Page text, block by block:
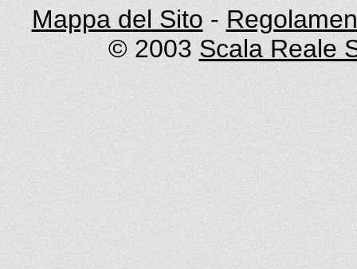
Mappa del Sito-
© 2003 Scala Reale